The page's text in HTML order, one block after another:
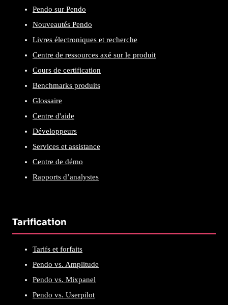
Pendo sur Pendo
Nouveautés Pendo
Livres électroniques et recherche
Centre de ressources axé sur le produit
Cours de certification
Benchmarks produits
Glossaire
Centre d'aide
Développeurs
Services et assistance
Centre de démo
Rapports d’analystes
Tarification
Tarifs et forfaits
Pendo vs. Amplitude
Pendo vs. Mixpanel
Pendo vs. Userpilot